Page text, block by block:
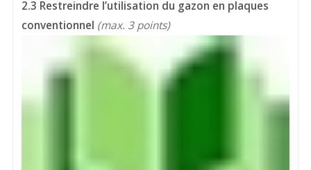
2.3 Restreindre l’utilisation du gazon en plaques
conventionnel (max. 3 points)